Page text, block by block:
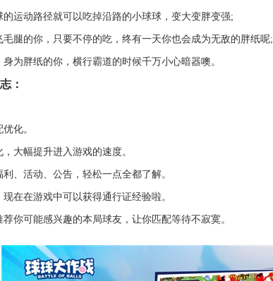
运动路径就可以吃掉沿路的小球球，变大变胖变强;
毛腿的你，只要不停的吃，终有一天你也会成为无敌的胖纸呢;
为胖纸的你，横行霸道的时候千万小心暗器噢。
：
化。
大幅提升进入游戏的速度。
、活动、公告，轻松一点全都了解。
在在游戏中可以获得通行证经验啦。
你可能感兴趣的本局球友，让你匹配等待不寂寞。